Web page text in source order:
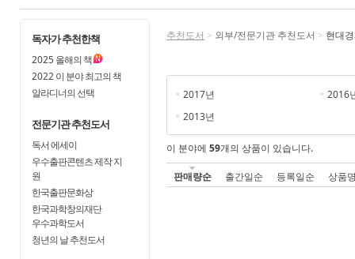
독자가 추천한책
2025올해의 책
2022이 분야 최고의 책
알라디너의 선택
전문기관 추천도서
독서 에세이
우수출판콘텐츠 제작 지
원
한국출판문화상
한국과학창의재단
우수과학도서
청년의 날 추천도서
추천도서 > 외부/전문기관 추천도서 > 현대
2017년
2016
2013년
이 분야에 59개의 상품이 있습니다.
판매량순 출간일순 등록일순 상품